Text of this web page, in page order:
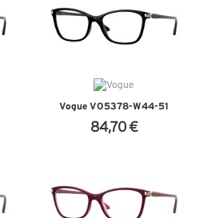
Vogue VO5378-W44-51
84,70 €